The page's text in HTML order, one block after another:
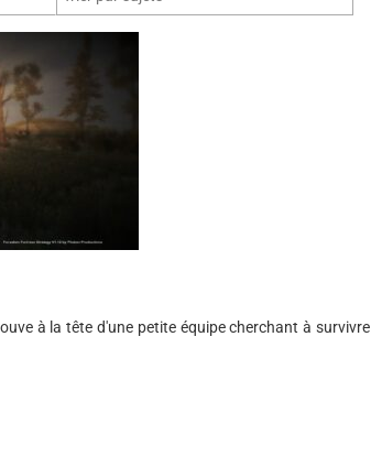
à la tête d'une petite équipe cherchant à survivre